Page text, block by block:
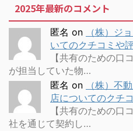
2025年最新のコメント
匿名 on
（株）ジ
いてのクチコミや
【共有のための口
が担当していた物…
匿名 on
（株）不
店についてのクチ
【共有のための口
社を通じて契約し…